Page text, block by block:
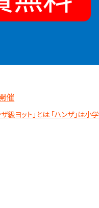
催
級ヨット」とは 「ハンザ」は